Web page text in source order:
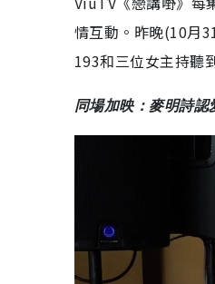
情互動。昨晚(10月
193和三位女主持聽
同場加映：麥明詩